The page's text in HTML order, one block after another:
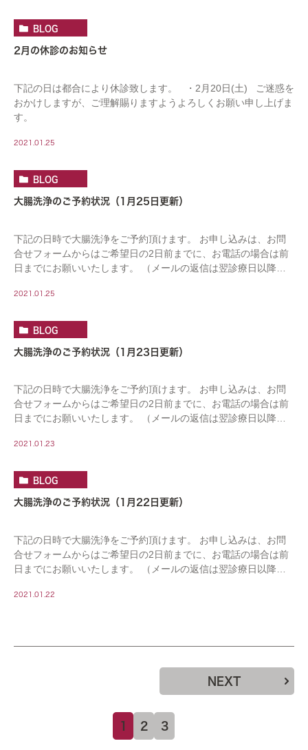
BLOG
2月の休診のお知らせ
下記の日は都合により休診致します。 ・2月20日(土) ご迷惑を
おかけしますが、ご理解賜りますようよろしくお願い申し上げま
す。
2021.01.25
BLOG
大腸洗浄のご予約状況（1月25日更新）
下記の日時で大腸洗浄をご予約頂けます。 お申し込みは、お問
合せフォームからはご希望日の2日前までに、お電話の場合は前
日までにお願いいたします。 （メールの返信は翌診療日以降に
2021.01.25
BLOG
大腸洗浄のご予約状況（1月23日更新）
下記の日時で大腸洗浄をご予約頂けます。 お申し込みは、お問
合せフォームからはご希望日の2日前までに、お電話の場合は前
日までにお願いいたします。 （メールの返信は翌診療日以降に
2021.01.23
BLOG
大腸洗浄のご予約状況（1月22日更新）
下記の日時で大腸洗浄をご予約頂けます。 お申し込みは、お問
合せフォームからはご希望日の2日前までに、お電話の場合は前
日までにお願いいたします。 （メールの返信は翌診療日以降に
2021.01.22
1 2 3
NEXT